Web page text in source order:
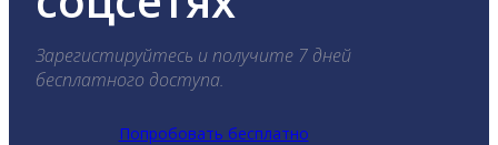
Зарегистируйтесь и получите 7 дней
бесплатного доступа.
Попробовать бесплатно